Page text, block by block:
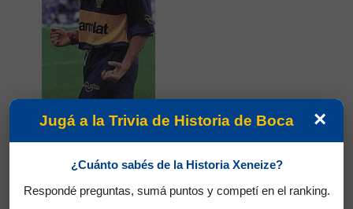
Torneo Apertura 1992
Cabañas, Roberto
×
Jugá a la Trivia de Historia de Boca
¿Cuánto sabés de la Historia Xeneize?
Respondé preguntas, sumá puntos y competí en el ranking.